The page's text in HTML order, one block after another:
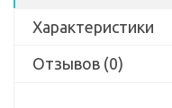
Характеристики
Отзывов (0)